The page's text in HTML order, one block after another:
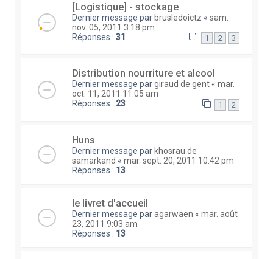
[Logistique] - stockage
Dernier message par brusledoictz « sam.
nov. 05, 2011 3:18 pm
Réponses : 31 1 2 3
Distribution nourriture et alcool
Dernier message pargiraud de gent « mar.
oct. 11, 2011 11:05 am
Réponses : 23 1 2
Huns
Dernier message parkhosrau de
samarkand « mar. sept. 20, 2011 10:42 pm
Réponses : 13
le livret d'accueil
Dernier message paragarwaen « mar. août
23, 2011 9:03 am
Réponses : 13